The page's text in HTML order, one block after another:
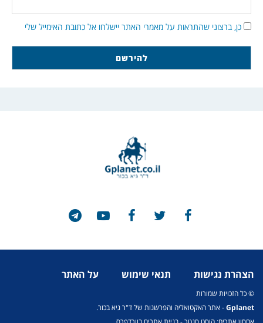
כן, ברצוני שהתראות על מאמרי האתר יישלחו אל כתובת האימייל שלי
הצהרת נגישות תנאי שימוש על האתר
© כל הזכויות שמורות
Gplanet- אתר האקטואליה והפרשנות של ד"ר גיא בכור.